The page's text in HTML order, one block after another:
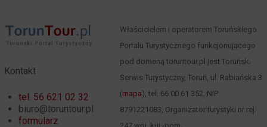
Kontakt
tel. 56 621 02 32
biuro@toruntour.pl
formularz
Właścicielem i operatorem Toruńskiego
Portalu Turystycznego funkcjonującego
pod domeną toruntour.pl jest Toruński
Serwis Turystyczny, Toruń, ul. Rabiańska 3
(mapa), tel. 66 00 61 352, NIP:
8791221083, Organizator turystyki nr rej.